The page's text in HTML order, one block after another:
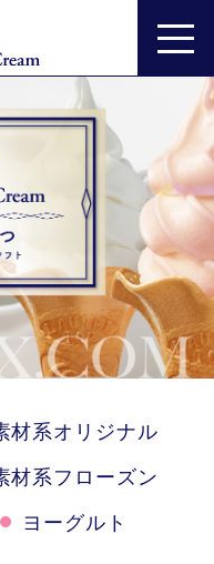
材系オリジナル
材系フローズン
ヨーグルト